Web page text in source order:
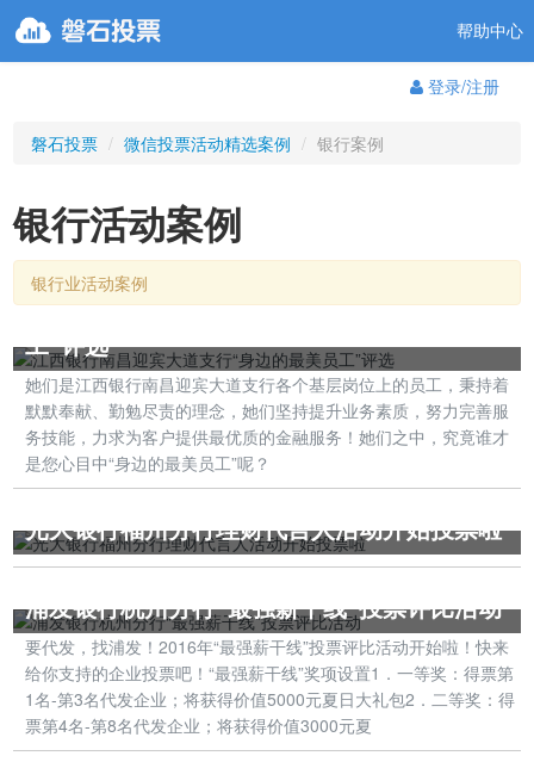
帮助中心
登录/注册
磐石投票 / 微信投票活动精选案例 / 银行案例
银行活动案例
银行业活动案例
江西银行南昌迎宾大道支行“身边的最美员
工”评选
她们是江西银行南昌迎宾大道支行各个基层岗位上的员工，秉持着
默默奉献、勤勉尽责的理念，她们坚持提升业务素质，努力完善服
务技能，力求为客户提供最优质的金融服务！她们之中，究竟谁才
是您心目中“身边的最美员工”呢？
光大银行福州分行理财代言人活动开始投票啦
浦发银行杭州分行“最强薪干线”投票评比活动
要代发，找浦发！2016年“最强薪干线”投票评比活动开始啦！快来
给你支持的企业投票吧！“最强薪干线”奖项设置1．一等奖：得票第
1名-第3名代发企业；将获得价值5000元夏日大礼包2．二等奖：得
票第4名-第8名代发企业；将获得价值3000元夏